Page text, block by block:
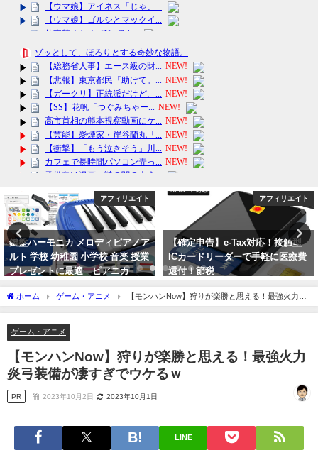
アフィリエイト
【確定申告】e-Tax対応！接触型
ICカードリーダーで手軽に医療費
還付！節税
アフィリエイト
【スイーツ プレゼント】 ギフト
和菓子【大須 栗りん】栗千本(黄
金) モンブラン 大福 冷凍お届け 和
栗ご褒美 贈り物 誕生日 SNS映え
デイリーランキング
ホーム ゲーム・アニメ
【モンハンNow】狩りが楽勝と思える！最強火力炎
弓装備が凄すぎでウケるｗ
ゲーム・アニメ
【モンハンNow】狩りが楽勝と思える！最強火力
炎弓装備が凄すぎでウケるｗ
PR 2023年10月2日 2023年10月1日
LINE